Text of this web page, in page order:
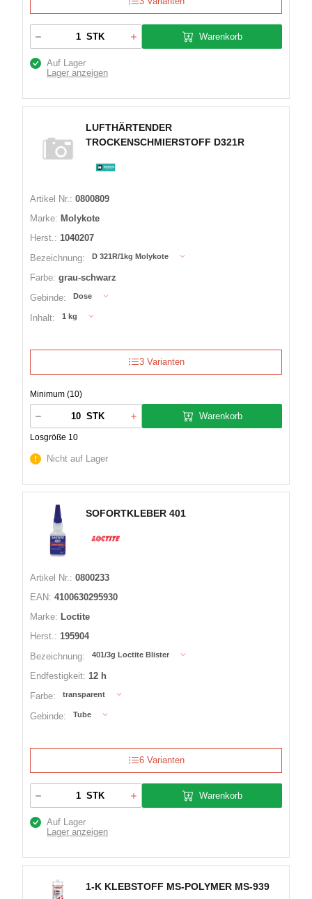
STK Warenkorb
Auf Lager
Lager anzeigen
LUFTHÄRTENDER
TROCKENSCHMIERSTOFF D321R
Artikel Nr.: 0800809
Marke: Molykote
Herst.: 1040207
Bezeichnung:
D 321R/1kg Molykote
Farbe: grau-schwarz
Gebinde:
Dose
Inhalt: 1 kg
3 Varianten
Minimum (10)
STK
Losgröße 10
Warenkorb
Nicht auf Lager
SOFORTKLEBER 401
Artikel Nr.: 0800233
EAN: 4100630295930
Marke: Loctite
Herst.: 195904
Bezeichnung:
401/3g Loctite Blister
Endfestigkeit: 12 h
Farbe:
transparent
Gebinde: Tube
6 Varianten
STK Warenkorb
Auf Lager
Lager anzeigen
1-K KLEBSTOFF MS-POLYMER MS-939